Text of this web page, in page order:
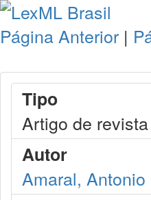
Página Anterior |
Tipo
Artigo de revista
Autor
Amaral,